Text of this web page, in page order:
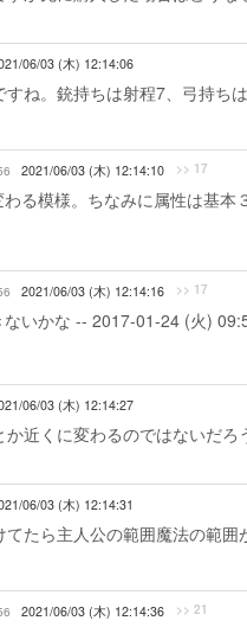
06/03 (木) 12:14:06
ね。銃持ちは射程7、弓持ち
2021/06/03 (木) 12:14:10 >> 17
る模様。ちなみに属性は基
2021/06/03 (木) 12:14:16 >> 17
いかな -- 2017-01-24 (火)
06/03 (木) 12:14:27
近くに変わるのではないだ
06/03 (木) 12:14:31
たら主人公の範囲魔法の範
2021/06/03 (木) 12:14:36 >> 21